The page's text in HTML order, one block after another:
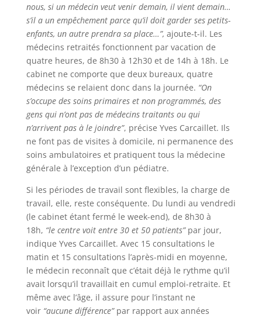
nous, si un médecin veut venir demain, il vient demain…
s’il a un empêchement parce qu’il doit garder ses petits-
enfants, un autre prendra sa place…”, ajoute-t-il. Les
médecins retraités fonctionnent par vacation de
quatre heures, de 8h30 à 12h30 et de 14h à 18h. Le
cabinet ne comporte que deux bureaux, quatre
médecins se relaient donc dans la journée. “On
s’occupe des soins primaires et non programmés, des
gens qui n’ont pas de médecins traitants ou qui
n’arrivent pas à le joindre”, précise Yves Carcaillet. Ils
ne font pas de visites à domicile, ni permanence des
soins ambulatoires et pratiquent tous la médecine
générale à l’exception d’un pédiatre.
Si les périodes de travail sont flexibles, la charge de
travail, elle, reste conséquente. Du lundi au vendredi
(le cabinet étant fermé le week-end), de 8h30 à
18h, “le centre voit entre 30 et 50 patients”par jour,
indique Yves Carcaillet. Avec 15 consultations le
matin et 15 consultations l’après-midi en moyenne,
le médecin reconnaît que c’était déjà le rythme qu’il
avait lorsqu’il travaillait en cumul emploi-retraite. Et
même avec l’âge, il assure pour l’instant ne
voir “aucune différence”par rapport aux années